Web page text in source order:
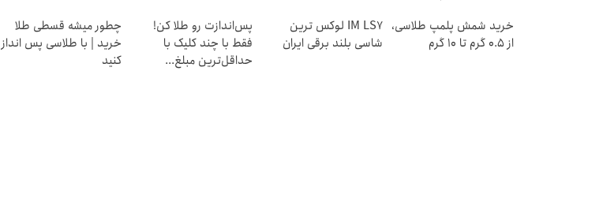
خرید شمش پلمپ طلاسی،
از ۰.۵ گرم تا ۱۰ گرم
IM LS7 لوکس ترین
شاسی بلند برقی ایران
پس‌اندازت رو طلا کن!
فقط با چند کلیک با
حداقل‌ترین مبلغ...
چطور میشه قسطی طلا
خرید | با طلاسی پس انداز
کنید